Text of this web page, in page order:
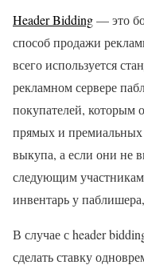
Header Bidding— это
способ продажи
всего используется
рекламном сервере
покупателей, которым
прямых и премиальных
выкупа, а если они не
следующим
инвентарь у
В случае с header
сделать ставку